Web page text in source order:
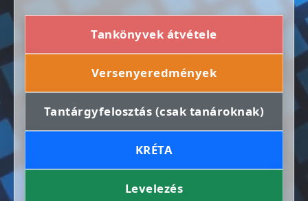
Tankönyvek átvétele
Versenyeredmények
Tantárgyfelosztás (csak tanároknak)
KRÉTA
Levelezés